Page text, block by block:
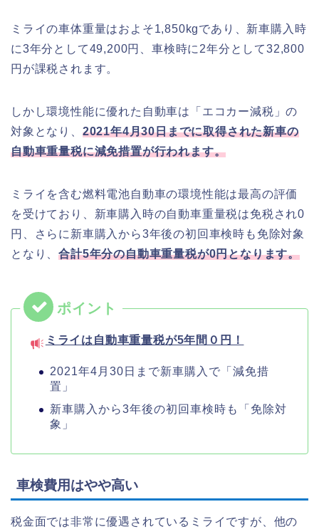
ミライの車体重量はおよそ1,850kgであり、新車購入時
に3年分として49,200円、車検時に2年分として32,800
円が課税されます。
しかし環境性能に優れた自動車は「エコカー減税」の
対象となり、 2021年4月30日までに取得された新車の
自動車重量税に減免措置が行われます。
ミライを含む燃料電池自動車の環境性能は最高の評価
を受けており、新車購入時の自動車重量税は免税され0
円、さらに新車購入から3年後の初回車検時も免除対象
となり、合計5年分の自動車重量税が0円となります。
ミライは自動車重量税が5年間０円！
2021年4月30日まで新車購入で「減免措
置」
新車購入から3年後の初回車検時も「免除対
象」
車検費用はやや高い
税金面では非常に優遇されているミライですが、他の